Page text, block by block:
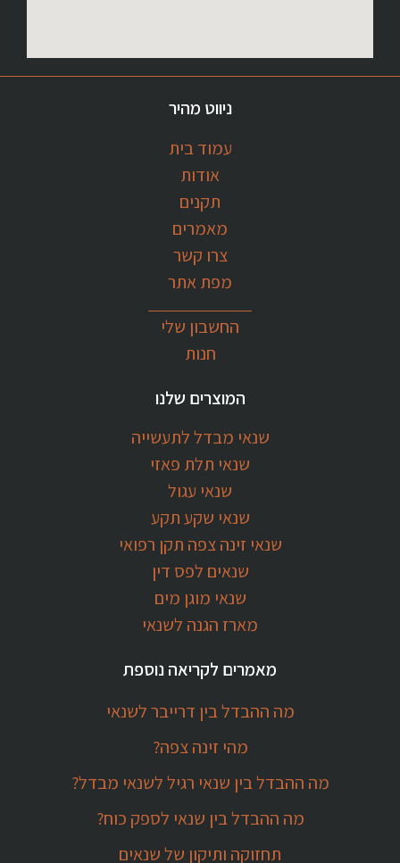
ניווט מהיר
עמוד בית
אודות
תקנים
מאמרים
צרו קשר
מפת אתר
החשבון שלי
חנות
המוצרים שלנו
שנאי מבדל לתעשייה
שנאי תלת פאזי
שנאי עגול
שנאי שקע תקע
שנאי זינה צפה תקן רפואי
שנאים לפס דין
שנאי מוגן מים
מארז הגנה לשנאי
מאמרים לקריאה נוספת
מה ההבדל בין דרייבר לשנאי
מהי זינה צפה?
מה ההבדל בין שנאי רגיל לשנאי מבדל?
מה ההבדל בין שנאי לספק כוח?
תחזוקה ותיקון של שנאים